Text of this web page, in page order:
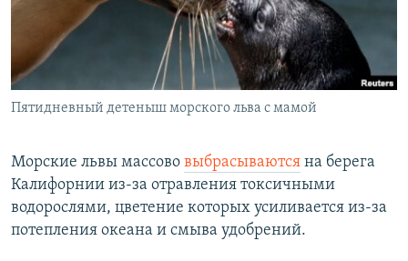
МИР
ГОЛОСА
АРХИВ РАДИОПРОГРАММЫ
Все сайты РСЕ/РС
Пятидневный детеныш морского льва с мамой
Морские львы массово выбрасываются на берега
Калифорнии из-за отравления токсичными
водорослями, цветение которых усиливается из-за
потепления океана и смыва удобрений.